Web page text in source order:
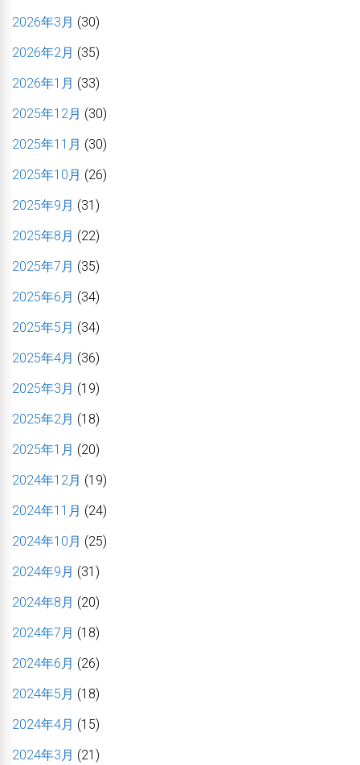
2026年3月 (30)
2026年2月 (35)
2026年1月 (33)
2025年12月 (30)
2025年11月 (30)
2025年10月 (26)
2025年9月 (31)
2025年8月 (22)
2025年7月 (35)
2025年6月 (34)
2025年5月 (34)
2025年4月 (36)
2025年3月 (19)
2025年2月 (18)
2025年1月 (20)
2024年12月 (19)
2024年11月 (24)
2024年10月 (25)
2024年9月 (31)
2024年8月 (20)
2024年7月 (18)
2024年6月 (26)
2024年5月 (18)
2024年4月 (15)
2024年3月 (21)